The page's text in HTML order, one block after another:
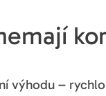
výhodu –